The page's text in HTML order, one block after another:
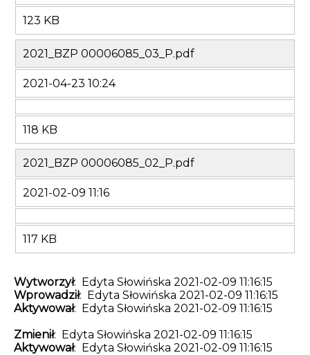
123 KB
2021_BZP 00006085_03_P.pdf
2021-04-23 10:24
118 KB
2021_BZP 00006085_02_P.pdf
2021-02-09 11:16
117 KB
Wytworzył: Edyta Słowińska 2021-02-09 11:16:15
Wprowadził: Edyta Słowińska 2021-02-09 11:16:15
Aktywował: Edyta Słowińska 2021-02-09 11:16:15
Zmienił: Edyta Słowińska 2021-02-09 11:16:15
Aktywował: Edyta Słowińska 2021-02-09 11:16:15